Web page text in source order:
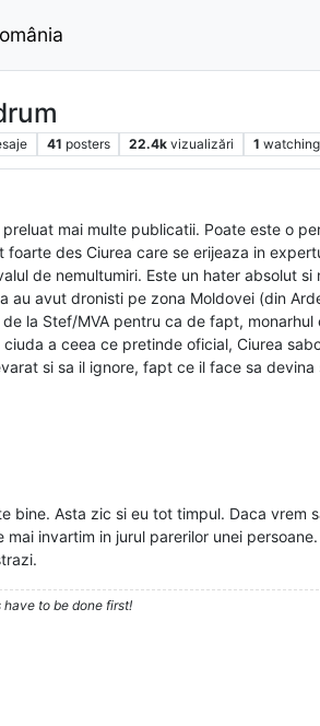
41 posters 22.4k vizualizări 1 watching
mai multe publicatii. Poate este o
foarte des Ciurea care se erijeaza in
de nemultumiri. Este un hater absolut
au avut dronisti pe zona Moldovei (din
la Stef/MVA pentru ca de fapt, monarhul
a ceea ce pretinde oficial, Ciurea
si sa il ignore, fapt ce il face sa devina
bine. Asta zic si eu tot timpul. Daca vrem
mai invartim in jurul parerilor unei
to be done first!